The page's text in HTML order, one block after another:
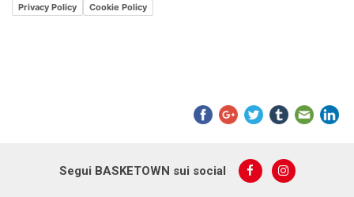
Privacy Policy Cookie Policy
Segui BASKETOWN sui social